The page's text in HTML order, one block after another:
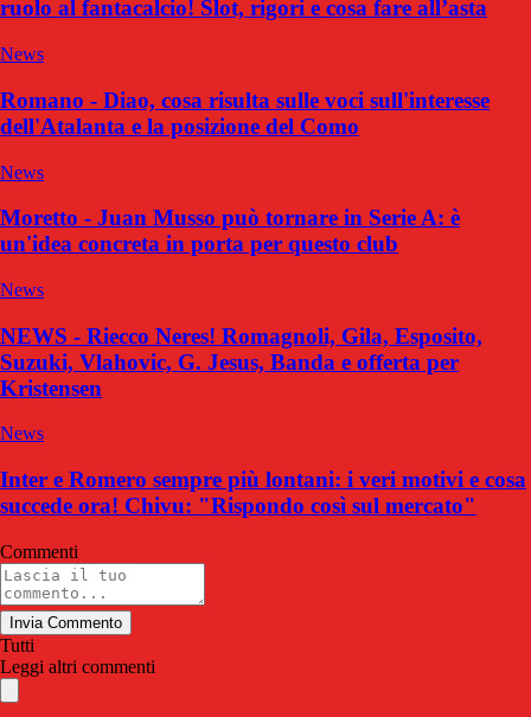
ruolo al fantacalcio! Slot, rigori e cosa fare all’asta
News
Romano - Diao, cosa risulta sulle voci sull'interesse
dell'Atalanta e la posizione del Como
News
Moretto - Juan Musso può tornare in Serie A: è
un'idea concreta in porta per questo club
News
NEWS - Riecco Neres! Romagnoli, Gila, Esposito,
Suzuki, Vlahovic, G. Jesus, Banda e offerta per
Kristensen
News
Inter e Romero sempre più lontani: i veri motivi e cosa
succede ora! Chivu: "Rispondo così sul mercato"
Commenti
Invia Commento
Tutti
Leggi altri commenti